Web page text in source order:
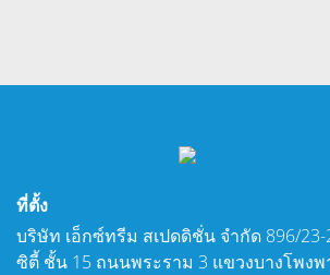
ที่ตั้ง
บริษัท เอ็กซ์ทรีม สเปดดิชั่น จำกัด 896/
ซิตี้ ชั้น 15 ถนนพระราม 3 แขวงบางโพงพ